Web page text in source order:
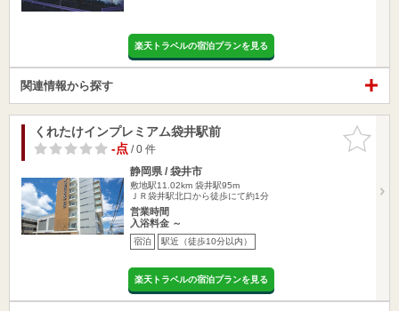
楽天トラベルの宿泊プランを見る
関連情報から探す
お気に入
りに追加
くれたけインプレミアム袋井駅前
-点/ 0 件
静岡県 / 袋井市
敷地駅11.02km 袋井駅95m
ＪＲ袋井駅北口から徒歩にて約1分
営業時間
入浴料金 ～
宿泊 駅近（徒歩10分以内）
楽天トラベルの宿泊プランを見る